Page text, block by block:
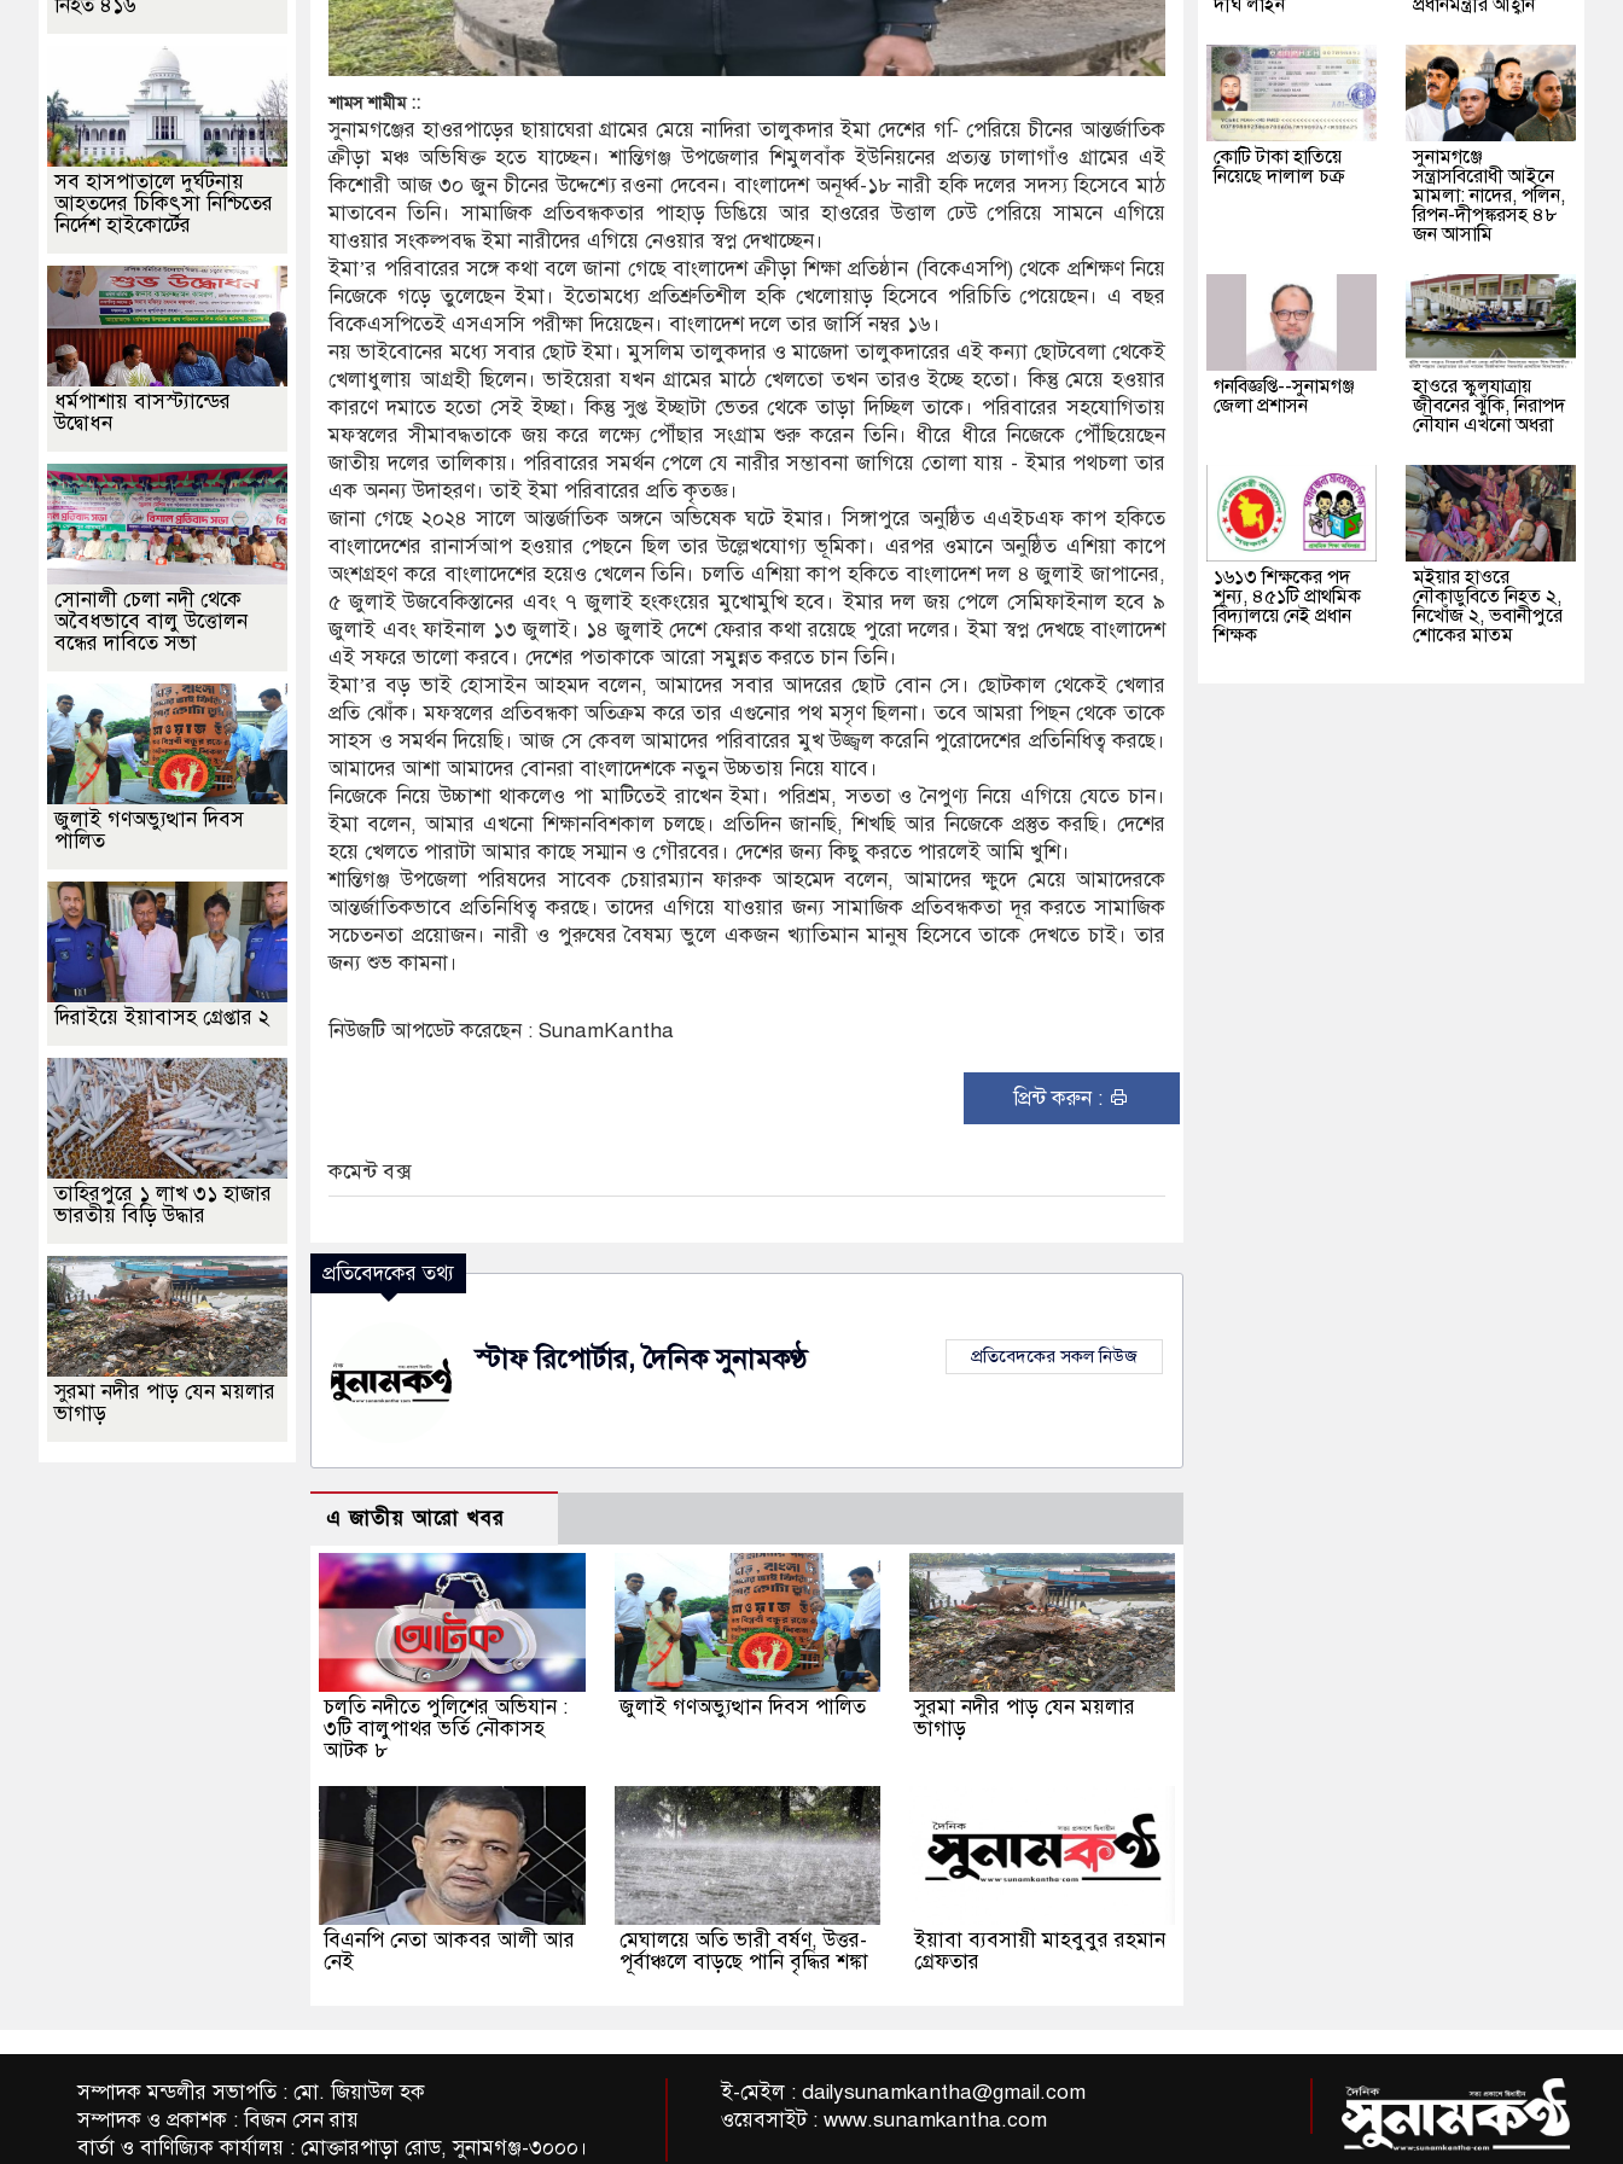
শামস শামীম ::
সুনামগঞ্জের হাওরপাড়ের ছায়াঘেরা গ্রামের মেয়ে নাদিরা তালুকদার ইমা দেশের গ-ি পেরিয়ে চীনের আন্তর্জাতিক
ক্রীড়া মঞ্চ অভিষিক্ত হতে যাচ্ছেন। শান্তিগঞ্জ উপজেলার শিমুলবাঁক ইউনিয়নের প্রত্যন্ত ঢালাগাঁও গ্রামের এই
কিশোরী আজ ৩০ জুন চীনের উদ্দেশ্যে রওনা দেবেন। বাংলাদেশ অনূর্ধ্ব-১৮ নারী হকি দলের সদস্য হিসেবে মাঠ
মাতাবেন তিনি। সামাজিক প্রতিবন্ধকতার পাহাড় ডিঙিয়ে আর হাওরের উত্তাল ঢেউ পেরিয়ে সামনে এগিয়ে
যাওয়ার সংকল্পবদ্ধ ইমা নারীদের এগিয়ে নেওয়ার স্বপ্ন দেখাচ্ছেন।
ইমা’র পরিবারের সঙ্গে কথা বলে জানা গেছে বাংলাদেশ ক্রীড়া শিক্ষা প্রতিষ্ঠান (বিকেএসপি) থেকে প্রশিক্ষণ নিয়ে
নিজেকে গড়ে তুলেছেন ইমা। ইতোমধ্যে প্রতিশ্রুতিশীল হকি খেলোয়াড় হিসেবে পরিচিতি পেয়েছেন। এ বছর
বিকেএসপিতেই এসএসসি পরীক্ষা দিয়েছেন। বাংলাদেশ দলে তার জার্সি নম্বর ১৬।
নয় ভাইবোনের মধ্যে সবার ছোট ইমা। মুসলিম তালুকদার ও মাজেদা তালুকদারের এই কন্যা ছোটবেলা থেকেই
খেলাধুলায় আগ্রহী ছিলেন। ভাইয়েরা যখন গ্রামের মাঠে খেলতো তখন তারও ইচ্ছে হতো। কিন্তু মেয়ে হওয়ার
কারণে দমাতে হতো সেই ইচ্ছা। কিন্তু সুপ্ত ইচ্ছাটা ভেতর থেকে তাড়া দিচ্ছিল তাকে। পরিবারের সহযোগিতায়
মফস্বলের সীমাবদ্ধতাকে জয় করে লক্ষ্যে পৌঁছার সংগ্রাম শুরু করেন তিনি। ধীরে ধীরে নিজেকে পৌঁছিয়েছেন
জাতীয় দলের তালিকায়। পরিবারের সমর্থন পেলে যে নারীর সম্ভাবনা জাগিয়ে তোলা যায় - ইমার পথচলা তার
এক অনন্য উদাহরণ। তাই ইমা পরিবারের প্রতি কৃতজ্ঞ।
জানা গেছে ২০২৪ সালে আন্তর্জাতিক অঙ্গনে অভিষেক ঘটে ইমার। সিঙ্গাপুরে অনুষ্ঠিত এএইচএফ কাপ হকিতে
বাংলাদেশের রানার্সআপ হওয়ার পেছনে ছিল তার উল্লেখযোগ্য ভূমিকা। এরপর ওমানে অনুষ্ঠিত এশিয়া কাপে
অংশগ্রহণ করে বাংলাদেশের হয়েও খেলেন তিনি। চলতি এশিয়া কাপ হকিতে বাংলাদেশ দল ৪ জুলাই জাপানের,
৫ জুলাই উজবেকিস্তানের এবং ৭ জুলাই হংকংয়ের মুখোমুখি হবে। ইমার দল জয় পেলে সেমিফাইনাল হবে ৯
জুলাই এবং ফাইনাল ১৩ জুলাই। ১৪ জুলাই দেশে ফেরার কথা রয়েছে পুরো দলের। ইমা স্বপ্ন দেখছে বাংলাদেশ
এই সফরে ভালো করবে। দেশের পতাকাকে আরো সমুন্নত করতে চান তিনি।
ইমা’র বড় ভাই হোসাইন আহমদ বলেন, আমাদের সবার আদরের ছোট বোন সে। ছোটকাল থেকেই খেলার
প্রতি ঝোঁক। মফস্বলের প্রতিবন্ধকা অতিক্রম করে তার এগুনোর পথ মসৃণ ছিলনা। তবে আমরা পিছন থেকে তাকে
সাহস ও সমর্থন দিয়েছি। আজ সে কেবল আমাদের পরিবারের মুখ উজ্জ্বল করেনি পুরোদেশের প্রতিনিধিত্ব করছে।
আমাদের আশা আমাদের বোনরা বাংলাদেশকে নতুন উচ্চতায় নিয়ে যাবে।
নিজেকে নিয়ে উচ্চাশা থাকলেও পা মাটিতেই রাখেন ইমা। পরিশ্রম, সততা ও নৈপুণ্য নিয়ে এগিয়ে যেতে চান।
ইমা বলেন, আমার এখনো শিক্ষানবিশকাল চলছে। প্রতিদিন জানছি, শিখছি আর নিজেকে প্রস্তুত করছি। দেশের
হয়ে খেলতে পারাটা আমার কাছে সম্মান ও গৌরবের। দেশের জন্য কিছু করতে পারলেই আমি খুশি।
শান্তিগঞ্জ উপজেলা পরিষদের সাবেক চেয়ারম্যান ফারুক আহমেদ বলেন, আমাদের ক্ষুদে মেয়ে আমাদেরকে
আন্তর্জাতিকভাবে প্রতিনিধিত্ব করছে। তাদের এগিয়ে যাওয়ার জন্য সামাজিক প্রতিবন্ধকতা দূর করতে সামাজিক
সচেতনতা প্রয়োজন। নারী ও পুরুষের বৈষম্য ভুলে একজন খ্যাতিমান মানুষ হিসেবে তাকে দেখতে চাই। তার
জন্য শুভ কামনা।
নিউজটি আপডেট করেছেন : SunamKantha
প্রিন্ট করুন :
কমেন্ট বক্স
প্রতিবেদকের তথ্য
স্টাফ রিপোর্টার, দৈনিক সুনামকণ্ঠ প্রতিবেদকের সকল নিউজ
এ জাতীয় আরো খবর
চলতি নদীতে পুলিশের অভিযান :
৩টি বালুপাথর ভর্তি নৌকাসহ
আটক ৮
জুলাই গণঅভ্যুত্থান দিবস পালিত
সুরমা নদীর পাড় যেন ময়লার
ভাগাড়
বিএনপি নেতা আকবর আলী আর
নেই
মেঘালয়ে অতি ভারী বর্ষণ, উত্তর-
পূর্বাঞ্চলে বাড়ছে পানি বৃদ্ধির শঙ্কা
ইয়াবা ব্যবসায়ী মাহবুবুর রহমান
গ্রেফতার
সব হাসপাতালে দুর্ঘটনায়
আহতদের চিকিৎসা নিশ্চিতের
নির্দেশ হাইকোর্টের
ধর্মপাশায় বাসস্ট্যান্ডের
উদ্বোধন
সোনালী চেলা নদী থেকে
অবৈধভাবে বালু উত্তোলন
বন্ধের দাবিতে সভা
জুলাই গণঅভ্যুত্থান দিবস
পালিত
দিরাইয়ে ইয়াবাসহ গ্রেপ্তার ২
তাহিরপুরে ১ লাখ ৩১ হাজার
ভারতীয় বিড়ি উদ্ধার
সুরমা নদীর পাড় যেন ময়লার
ভাগাড়
কোটি টাকা হাতিয়ে
নিয়েছে দালাল চক্র
‎সুনামগঞ্জে
সন্ত্রাসবিরোধী আইনে
মামলা: নাদের, পলিন,
রিপন-দীপঙ্করসহ ৪৮
জন আসামি
গনবিজ্ঞপ্তি--সুনামগঞ্জ
জেলা প্রশাসন
হাওরে স্কুলযাত্রায়
জীবনের ঝুঁকি, নিরাপদ
নৌযান এখনো অধরা
১৬১৩ শিক্ষকের পদ
শূন্য, ৪৫১টি প্রাথমিক
বিদ্যালয়ে নেই প্রধান
শিক্ষক
মইয়ার হাওরে
নৌকাডুবিতে নিহত ২,
নিখোঁজ ২, ভবানীপুরে
শোকের মাতম
সম্পাদক মন্ডলীর সভাপতি : মো. জিয়াউল হক
সম্পাদক ও প্রকাশক : বিজন সেন রায়
বার্তা ও বাণিজ্যিক কার্যালয় : মোক্তারপাড়া রোড, সুনামগঞ্জ-৩০০০।
ই-মেইল :dailysunamkantha@gmail.com
ওয়েবসাইট : www.sunamkantha.com